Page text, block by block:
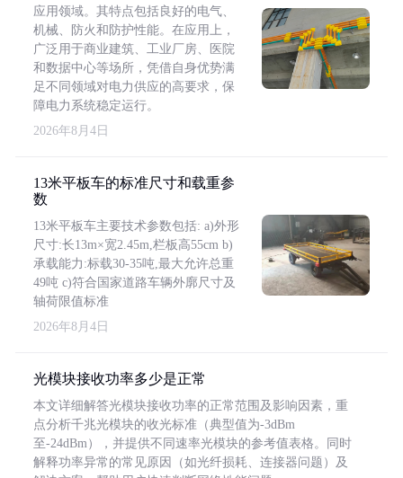
应用领域。其特点包括良好的电气、
机械、防火和防护性能。在应用上，
广泛用于商业建筑、工业厂房、医院
和数据中心等场所，凭借自身优势满
足不同领域对电力供应的高要求，保
障电力系统稳定运行。
2026年8月4日
13米平板车的标准尺寸和载重参
数
13米平板车主要技术参数包括: a)外形
尺寸:长13m×宽2.45m,栏板高55cm b)
承载能力:标载30-35吨,最大允许总重
49吨 c)符合国家道路车辆外廓尺寸及
轴荷限值标准
2026年8月4日
光模块接收功率多少是正常
本文详细解答光模块接收功率的正常范围及影响因素，重
点分析千兆光模块的收光标准（典型值为-3dBm
至-24dBm），并提供不同速率光模块的参考值表格。同时
解释功率异常的常见原因（如光纤损耗、连接器问题）及